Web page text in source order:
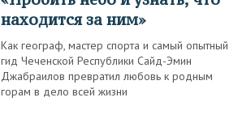
находится за ним»
Как географ, мастер спорта и самый опытный
гид Чеченской Республики Сайд-Эмин
Джабраилов превратил любовь к родным
горам в дело всей жизни